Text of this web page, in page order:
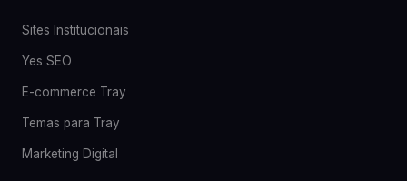
Sites Institucionais
Yes SEO
E-commerce Tray
Temas para Tray
Marketing Digital